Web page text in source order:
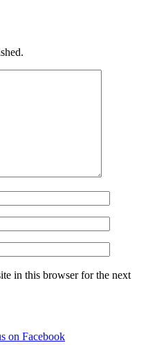
in this browser for the next
on Facebook